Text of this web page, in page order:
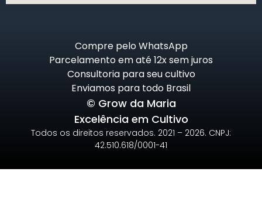
Compre pelo WhatsApp
Parcelamento em até 12x sem juros
Consultoria para seu cultivo
Enviamos para todo Brasil
© Grow da Maria
Excelência em Cultivo
Todos os direitos reservados. 2021 – 2026. CNPJ:
42.510.618/0001-41